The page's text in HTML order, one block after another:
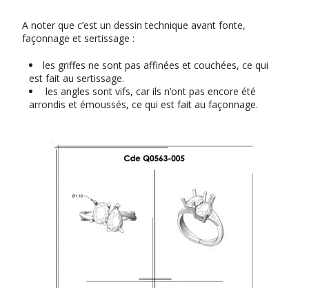
A noter que c’est un dessin technique avant fonte,
façonnage et sertissage :
les griffes ne sont pas affinées et couchées, ce qui
est fait au sertissage.
les angles sont vifs, car ils n’ont pas encore été
arrondis et émoussés, ce qui est fait au façonnage.